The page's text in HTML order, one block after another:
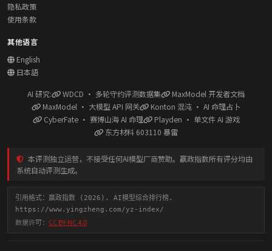
隐私政策
使用条款
其他语言
English
日本語
AI 研究: WDCD · 多轮守约评测数据集
MaxModel 开发者文档
MaxModel · 大模型 API 网关
Konton 混沌 · AI 命理占卜
CyberFate · 赛博山海 AI 命理
Playden · 单文件 AI 游戏
东方材料 603110 暴雷
本评测独立运营，不接受任何AI模型厂商赞助。赢政指数所有评分均由
系统自动评测生成。
引用格式：赢政指数 (2026). AI模型综合排行榜.
https://www.yingzheng.com/yz-index/
数据许可： CC BY-NC 4.0